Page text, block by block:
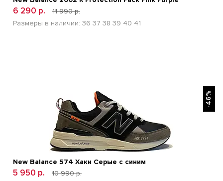
6 290 р.
11 990 р.
Размеры в наличии: 36 37 38 39 40 41
-46%
New Balance 574 Хаки Cерые с синим
5 950 р.
10 990 р.